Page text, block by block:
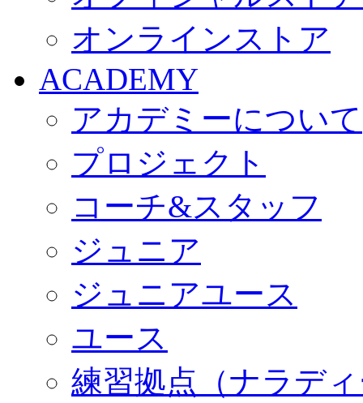
オンラインストア
ACADEMY
アカデミーについて
プロジェクト
コーチ&スタッフ
ジュニア
ジュニアユース
ユース
練習拠点（ナラデ